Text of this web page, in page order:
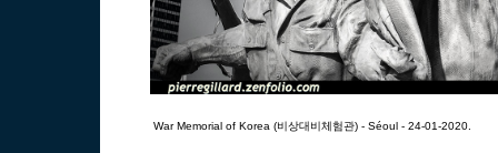
War Memorial of Korea (비상대비체험관) - Séoul - 24-01-2020.